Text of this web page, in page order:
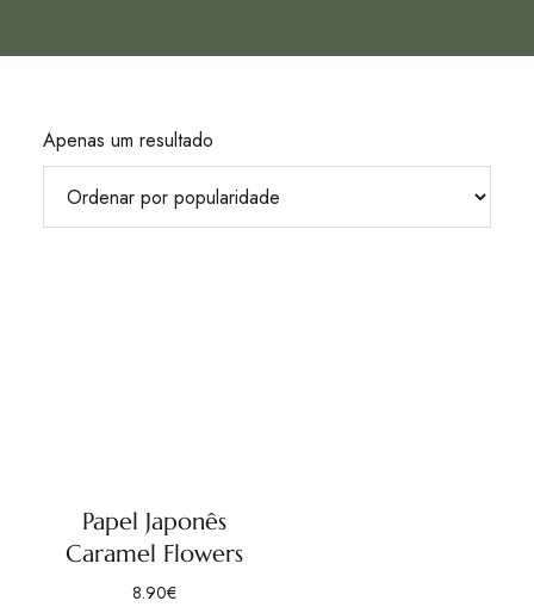
Apenas um resultado
Papel Japonês
Caramel Flowers
8.90€